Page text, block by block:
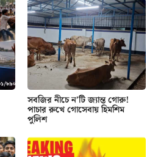
সবজির নীচে ন’টি জ্যান্ত গোরু!
পাচার রুখে গোসেবায় হিমশিম
পুলিশ